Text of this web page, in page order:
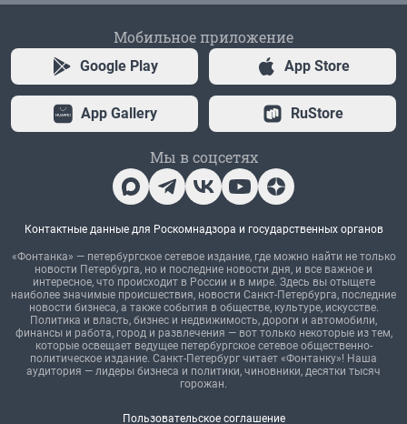
Мобильное приложение
Google Play App Store
App Gallery RuStore
Мы в соцсетях
Контактные данные для Роскомнадзора и государственных органов
«Фонтанка» — петербургское сетевое издание, где можно найти не только
новости Петербурга, но и последние новости дня, и все важное и
интересное, что происходит в России и в мире. Здесь вы отыщете
наиболее значимые происшествия, новости Санкт-Петербурга, последние
новости бизнеса, а также события в обществе, культуре, искусстве.
Политика и власть, бизнес и недвижимость, дороги и автомобили,
финансы и работа, город и развлечения — вот только некоторые из тем,
которые освещает ведущее петербургское сетевое общественно-
политическое издание. Санкт-Петербург читает «Фонтанку»! Наша
аудитория — лидеры бизнеса и политики, чиновники, десятки тысяч
горожан.
Пользовательское соглашение